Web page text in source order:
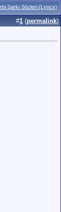
Şarkı Sözleri (Lyrics)
#1 (permalink)